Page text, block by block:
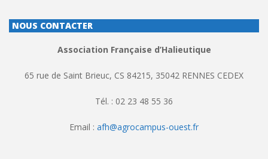
NOUS CONTACTER
Association Française d’Halieutique
65 rue de Saint Brieuc, CS 84215, 35042 RENNES CEDEX
Tél. : 02 23 48 55 36
Email : afh@agrocampus-ouest.fr